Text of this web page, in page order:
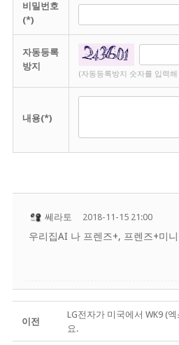
비밀번호
(*)
자동등록
방지
(자동등록방지 숫자를 입력
내용(*)
쎄라토 2018-11-15 21:00
우리집AI 나 프렌즈+, 프렌즈+미
이전
LG전자가 미국에서 WK9 (
요.